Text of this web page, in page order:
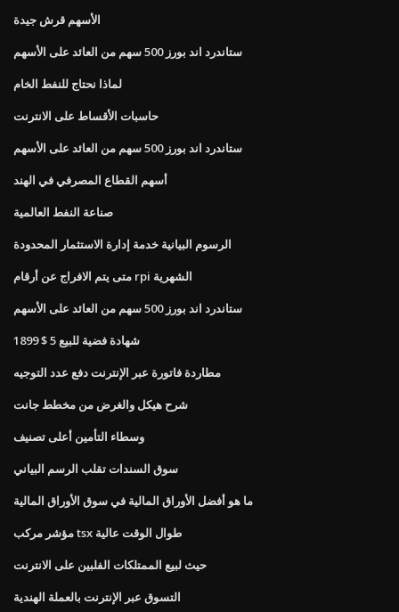
الأسهم قرش جيدة
ستاندرد اند بورز 500 سهم من العائد على الأسهم
لماذا نحتاج للنفط الخام
حاسبات الأقساط على الانترنت
ستاندرد اند بورز 500 سهم من العائد على الأسهم
أسهم القطاع المصرفي في الهند
صناعة النفط العالمية
الرسوم البيانية خدمة إدارة الاستثمار المحدودة
متى يتم الافراج عن أرقام rpi الشهرية
ستاندرد اند بورز 500 سهم من العائد على الأسهم
1899 $ 5 شهادة فضية للبيع
مطاردة فاتورة عبر الإنترنت دفع عدد التوجيه
شرح هيكل والغرض من مخطط جانت
وسطاء التأمين أعلى تصنيف
سوق السندات تقلب الرسم البياني
ما هو أفضل الأوراق المالية في سوق الأوراق المالية
مؤشر مركب tsx طوال الوقت عالية
حيث لبيع الممتلكات الفلبين على الانترنت
التسوق عبر الإنترنت بالعملة الهندية